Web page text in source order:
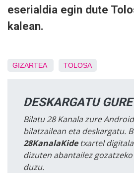
eserialdia egin dute
kalean.
GIZARTEA TOLOSA
DESKARGATU
Bilatu 28 Kanala zure
bilatzailean eta deskargatu.
28KanalaKidetxartel
dizuten abantailez
duzu.